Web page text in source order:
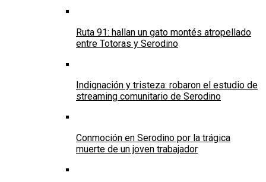
Ruta 91: hallan un gato montés atropellado
entre Totoras y Serodino
Indignación y tristeza: robaron el estudio de
streaming comunitario de Serodino
Conmoción en Serodino por la trágica
muerte de un joven trabajador